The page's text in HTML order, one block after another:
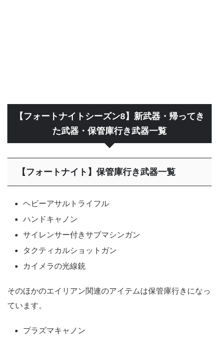
【フォートナイトシーズン8】新武器・帰ってき
た武器・保管庫行き武器一覧
【フォートナイト】保管庫行き武器一覧
ヘビーアサルトライフル
ハンドキャノン
サイレンサー付きサブマシンガン
タクティカルショットガン
カイメラの光線銃
そのほかのエイリアン関連のアイテムは保管庫行きになっ
ています。
プラズマキャノン